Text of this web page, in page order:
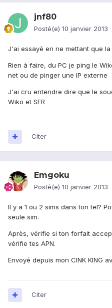
jnf80
Posté(e) 10 janvier 2013
J'ai essayé en ne mettant que la
Rien à faire, du PC je ping le
net ou de pinger une IP externe
J'ai cru entendre dire que le
Wiko et SFR
Citer
Emgoku
Posté(e) 10 janvier 2013
Il y a 1 ou 2 sims dans ton tel?
seule sim.
Après, vérifie si ton forfait
vérifie tes APN.
Envoyé depuis mon CINK KING
Citer